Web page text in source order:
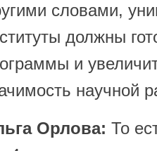
словами,
должны
и
научной
Орлова: То